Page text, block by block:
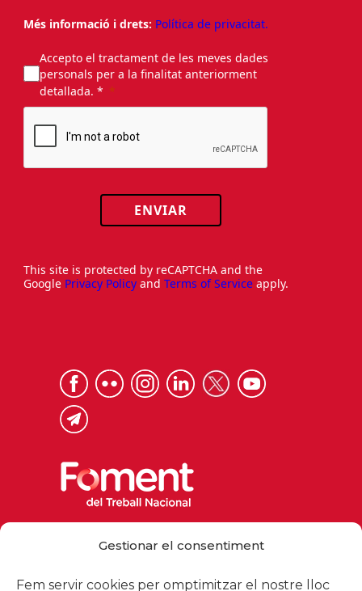
Gestionar el consentiment
Fem servir cookies per omptimitzar el nostre lloc
Més informació i drets: Política de privacitat.
Accepto el tractament de les meves dades
personals per a la finalitat anteriorment
detallada. *
ENVIAR
This site is protected by reCAPTCHA and the
Google Privacy Policy and Terms of Service apply.
foment@foment.com